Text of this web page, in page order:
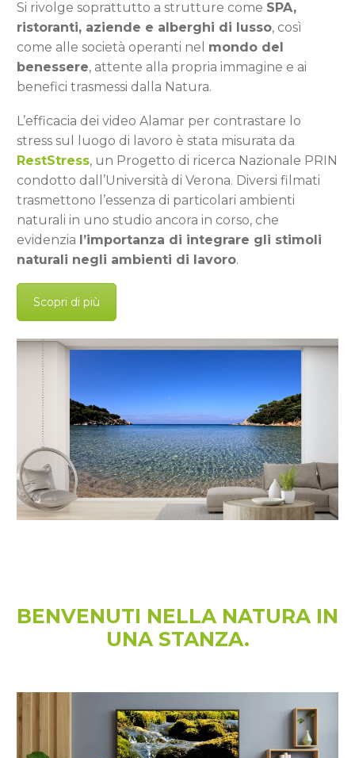
Si rivolge soprattutto a strutture come SPA,
ristoranti, aziende e alberghi di lusso, così
come alle società operanti nel mondo del
benessere, attente alla propria immagine e ai
benefici trasmessi dalla Natura.
L’efficacia dei video Alamar per contrastare lo
stress sul luogo di lavoro è stata misurata da
RestStress, un Progetto di ricerca Nazionale PRIN
condotto dall’Università di Verona. Diversi filmati
trasmettono l’essenza di particolari ambienti
naturali in uno studio ancora in corso, che
evidenzia l’importanza di integrare gli stimoli
naturali negli ambienti di lavoro.
Scopri di più
BENVENUTI NELLA NATURA IN
UNA STANZA.